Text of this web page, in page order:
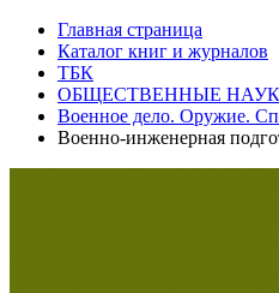
Главная страница
Каталог книг и журналов
ТБК
ОБЩЕСТВЕННЫЕ
Военное дело. Оружие.
Военно-инженерная